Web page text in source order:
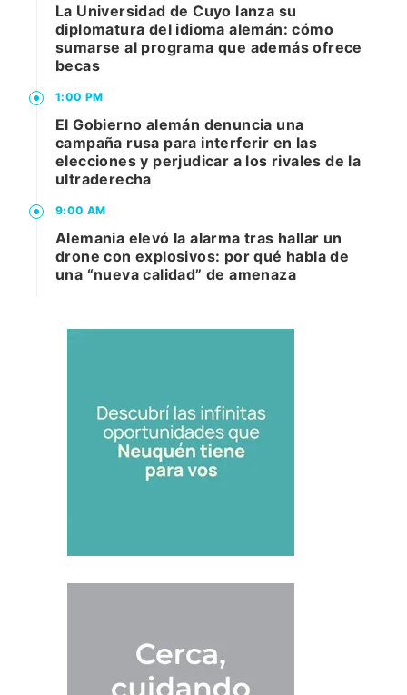
La Universidad de Cuyo lanza su
diplomatura del idioma alemán: cómo
sumarse al programa que además ofrece
becas
1:00 PM
El Gobierno alemán denuncia una
campaña rusa para interferir en las
elecciones y perjudicar a los rivales de la
ultraderecha
9:00 AM
Alemania elevó la alarma tras hallar un
drone con explosivos: por qué habla de
una “nueva calidad” de amenaza